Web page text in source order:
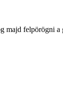
majd felpörögni